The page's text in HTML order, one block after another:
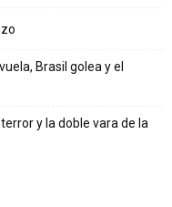
Brasil golea y el
y la doble vara de la